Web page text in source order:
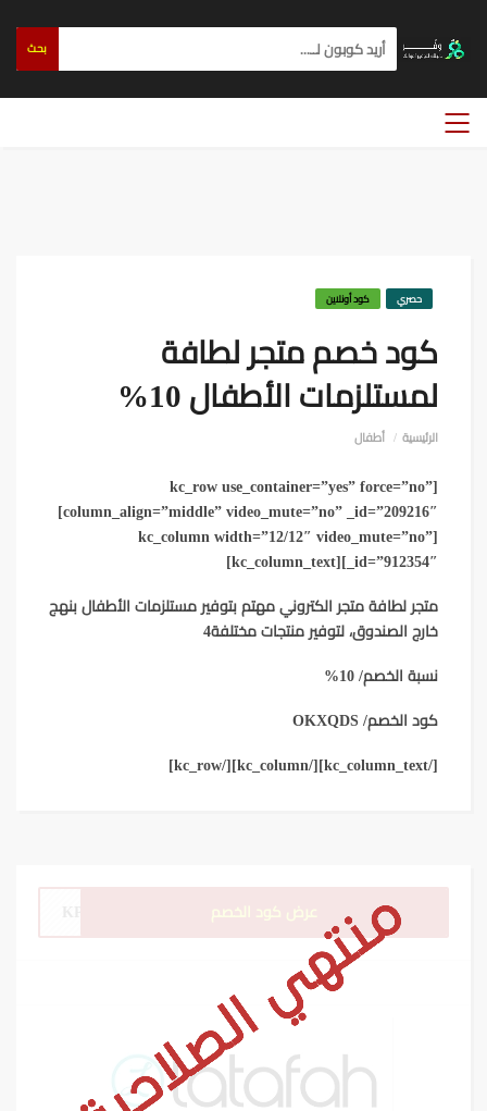
بحث
حصري كود أونلاين
كود خصم متجر لطافة
لمستلزمات الأطفال 10%
الرئيسية أطفال
[kc_row use_container=”yes” force=”no”
column_align=”middle” video_mute=”no” _id=”209216″]
[kc_column width=”12/12″ video_mute=”no”
_id=”912354″][kc_column_text]
متجر لطافة متجر الكتروني مهتم بتوفير مستلزمات الأطفال بنهج
خارج الصندوق، لتوفير منتجات مختلفة4
نسبة الخصم/ 10%
كود الخصم/ OKXQDS
[/kc_column_text][/kc_column][/kc_row]
عرض كود الخصم